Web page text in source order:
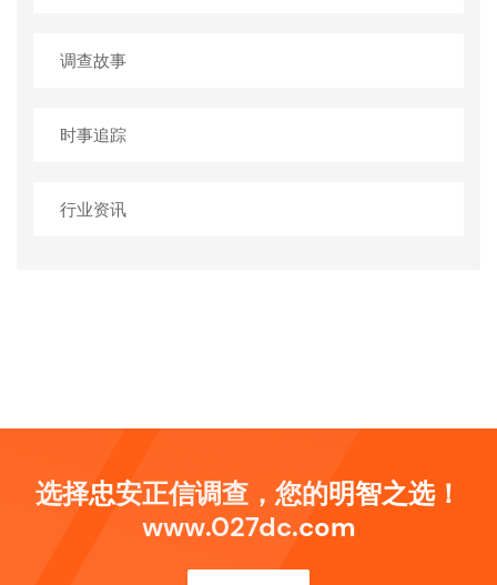
调查故事
时事追踪
行业资讯
选择忠安正信调查，您的明智之选！
www.027dc.com